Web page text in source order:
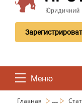
Меню
Главная ...